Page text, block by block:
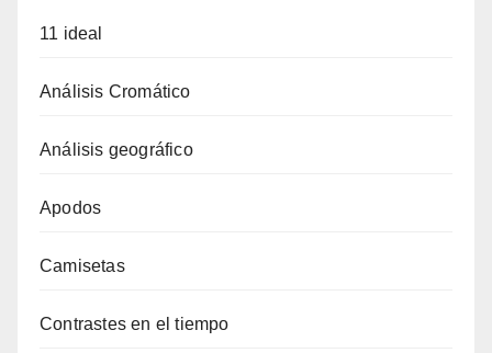
11 ideal
Análisis Cromático
Análisis geográfico
Apodos
Camisetas
Contrastes en el tiempo